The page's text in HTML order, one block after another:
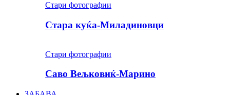
Стари фотографии
Стара куќа-Миладиновци
Стари фотографии
Саво Вељковиќ-Марино